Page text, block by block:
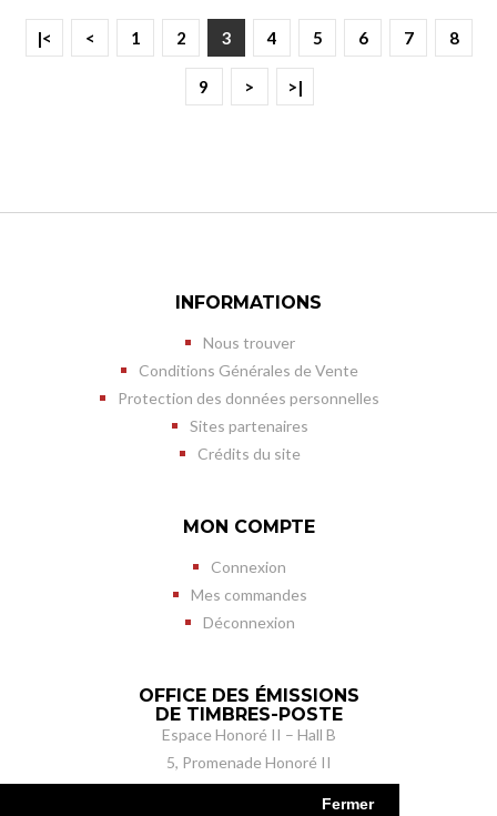
Fermer
|< < 1 2 3 4 5 6 7 8
9 > >|
INFORMATIONS
Nous trouver
Conditions Générales de Vente
Protection des données personnelles
Sites partenaires
Crédits du site
MON COMPTE
Connexion
Mes commandes
Déconnexion
OFFICE DES ÉMISSIONS
DE TIMBRES-POSTE
Espace Honoré II – Hall B
5, Promenade Honoré II
MC 98050 Monaco cedex